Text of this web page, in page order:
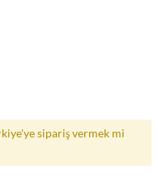
sipariş vermek mi